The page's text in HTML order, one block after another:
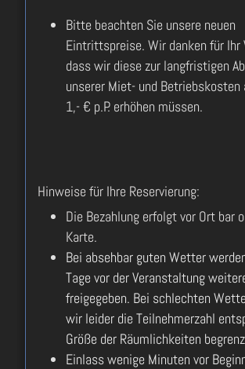
Bitte beachten Sie unsere neuen
Eintrittspreise. Wir danken für Ihr
dass wir diese zur langfristigen
unserer Miet- und Betriebskosten
1,- € p.P. erhöhen müssen.
Hinweise für Ihre Reservierung:
Die Bezahlung erfolgt vor Ort bar
Karte.
Bei absehbar guten Wetter
Tage vor der Veranstaltung
freigegeben. Bei schlechten
wir leider die Teilnehmerzahl
Größe der Räumlichkeiten
Einlass wenige Minuten vor